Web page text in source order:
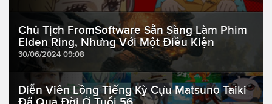
Chủ Tịch FromSoftware Sẵn Sàng Làm Phim
Elden Ring, Nhưng Với Một Điều Kiện
30/06/2024 09:08
Diễn Viên Lồng Tiếng Kỳ Cựu Matsuno Taiki